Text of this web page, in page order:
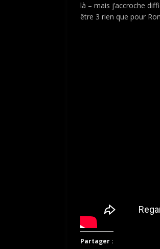
là – mais j’accroche
être 3 rien que pour
Partager :